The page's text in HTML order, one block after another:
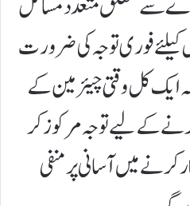
فوری توجہ کی ضرورت
ایک کل وقتی چیئرمین کے
کے لیے توجہ مرکوز کر
کرنے میں آسانی پر منفی